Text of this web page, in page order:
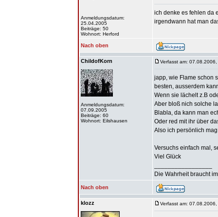
Anmeldungsdatum:
25.04.2005
Beiträge: 50
Wohnort: Herford
ich denke es fehlen da
irgendwann hat man
Nach oben
ChildofKorn
Anmeldungsdatum:
07.09.2005
Beiträge: 60
Wohnort: Eilshausen
Verfasst am:
japp, wie Flame schon
besten, ausserdem
Wenn sie lächelt z.B
Aber bloß nich solche
Blabla, da kann man
Oder red mit ihr über
Also ich persönlich
Versuchs einfach mal,
Viel Glück
Die Wahrheit braucht
Nach oben
klozz Verfasst am: